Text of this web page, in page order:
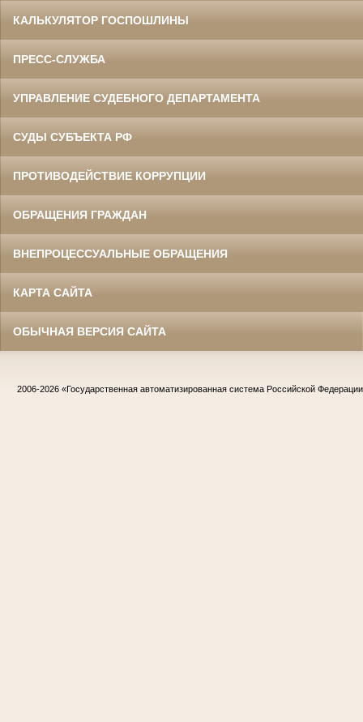
КАЛЬКУЛЯТОР ГОСПОШЛИНЫ
ПРЕСС-СЛУЖБА
УПРАВЛЕНИЕ СУДЕБНОГО ДЕПАРТАМЕНТА
СУДЫ СУБЪЕКТА РФ
ПРОТИВОДЕЙСТВИЕ КОРРУПЦИИ
ОБРАЩЕНИЯ ГРАЖДАН
ВНЕПРОЦЕССУАЛЬНЫЕ ОБРАЩЕНИЯ
КАРТА САЙТА
ОБЫЧНАЯ ВЕРСИЯ САЙТА
2006-2026 «Государственная автоматизированная система Российской